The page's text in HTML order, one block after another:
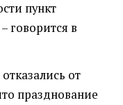
пункт
говорится в
от
празднование